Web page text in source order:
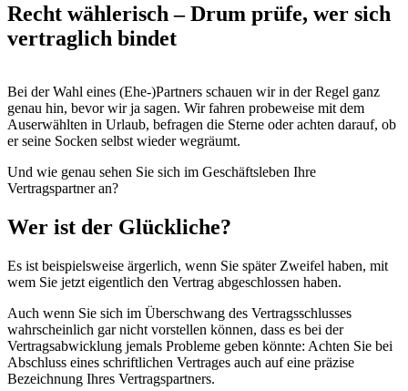
Recht wählerisch – Drum prüfe, wer sich
vertraglich bindet
Bei der Wahl eines (Ehe-)Partners schauen wir in der Regel ganz
genau hin, bevor wir ja sagen. Wir fahren probeweise mit dem
Auserwählten in Urlaub, befragen die Sterne oder achten darauf, ob
er seine Socken selbst wieder wegräumt.
Und wie genau sehen Sie sich im Geschäftsleben Ihre
Vertragspartner an?
Wer ist der Glückliche?
Es ist beispielsweise ärgerlich, wenn Sie später Zweifel haben, mit
wem Sie jetzt eigentlich den Vertrag abgeschlossen haben.
Auch wenn Sie sich im Überschwang des Vertragsschlusses
wahrscheinlich gar nicht vorstellen können, dass es bei der
Vertragsabwicklung jemals Probleme geben könnte: Achten Sie bei
Abschluss eines schriftlichen Vertrages auch auf eine präzise
Bezeichnung Ihres Vertragspartners.